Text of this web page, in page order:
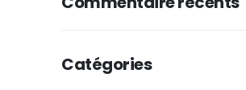
Catégories